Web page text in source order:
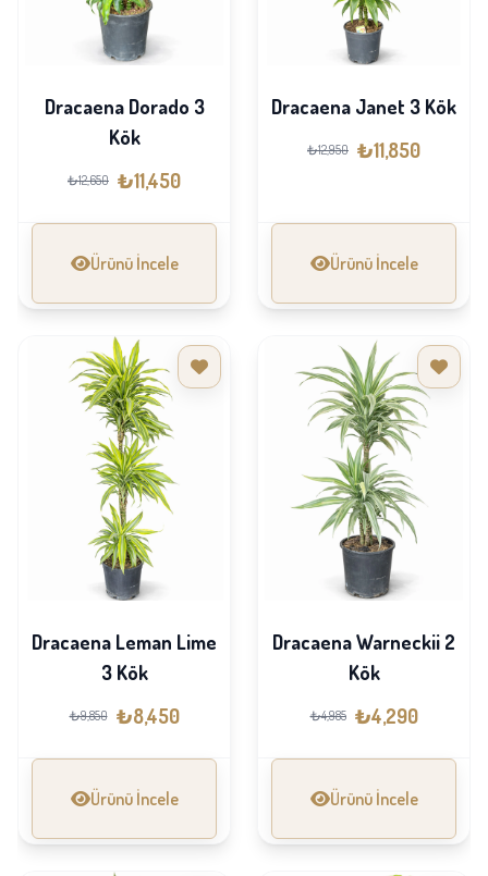
Dracaena Dorado 3
Kök
₺12,650 ₺11,450
Ürünü İncele
Dracaena Janet 3 Kök
₺12,950 ₺11,850
Ürünü İncele
Dracaena Leman Lime
3 Kök
₺9,850 ₺8,450
Ürünü İncele
Dracaena Warneckii 2
Kök
₺4,985 ₺4,290
Ürünü İncele